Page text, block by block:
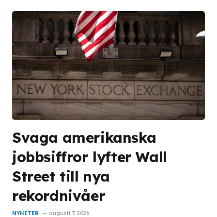
Svaga amerikanska
jobbsiffror lyfter Wall
Street till nya
rekordnivåer
NYHETER augusti 7, 2026